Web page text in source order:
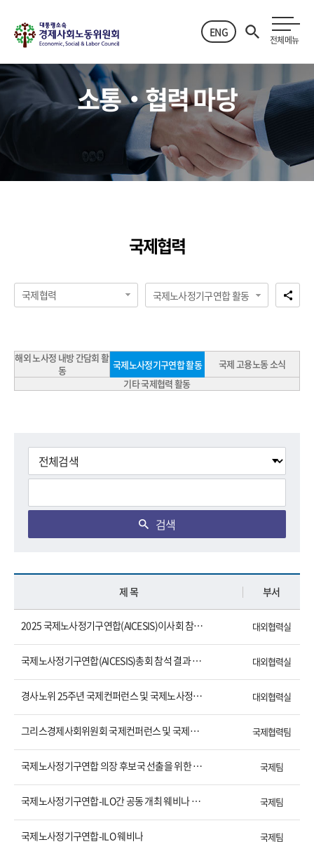
ENG
전체메뉴
소통‧협력 마당
국제협력
국제협력 국제노사정기구연합 활동
해외 노사정 내방 간담회 활
동
국제노사정기구연합 활동
국제 고용노동 소식
기타 국제협력 활동
검색
제 목 부서
2025 국제노사정기구연합(AICESIS)이사회 참석 결과 보고서 대외협력실
국제노사정기구연합(AICESIS)총회 참석 결과 보고서 대외협력실
경사노위 25주년 국제컨퍼런스 및 국제노사정기구연합 23년도 서울 이사회 개최 대외협력실
그리스경제사회위원회 국제컨퍼런스 및 국제노사정기구연합 총회 결과보고서 국제협력팀
국제노사정기구연합 의장 후보국 선출을 위한 아시아 회원국 의결권자 회의 개최 국제팀
국제노사정기구연합-ILO간 공동 개최 웨비나 결과보고서 국제팀
국제노사정기구연합-ILO 웨비나 국제팀